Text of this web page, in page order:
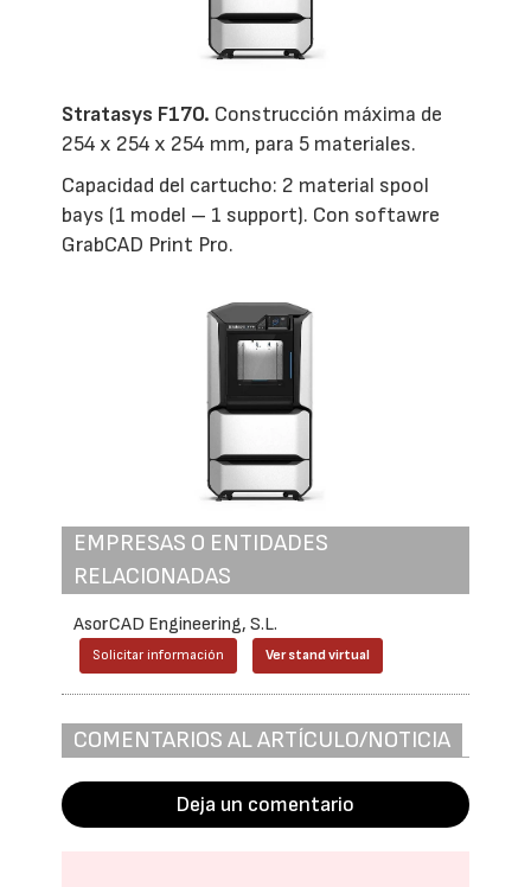
Stratasys F170. Construcción máxima de
254 x 254 x 254 mm, para 5 materiales.
Capacidad del cartucho: 2 material spool
bays (1 model – 1 support). Con softawre
GrabCAD Print Pro.
EMPRESAS O ENTIDADES
RELACIONADAS
AsorCAD Engineering, S.L.
Solicitar información Ver stand virtual
COMENTARIOS AL ARTÍCULO/NOTICIA
Deja un comentario